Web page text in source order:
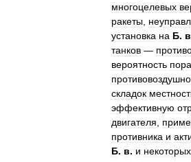
многоцелевых
ракеты
установка на Б. в
танков —
вероятность
складок
эффективную
двигателя
противника и
Б. в. и некоторых